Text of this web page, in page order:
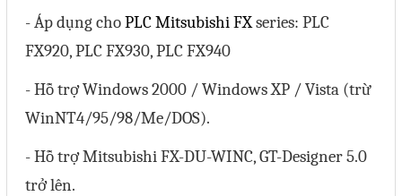
- Áp dụng choPLC Mitsubishi FXseries: PLC
FX920, PLC FX930, PLC FX940
- Hỗ trợ Windows 2000 / Windows XP / Vista (trừ
WinNT4/95/98/Me/DOS).
- Hỗ trợ Mitsubishi FX-DU-WINC, GT-Designer 5.0
trở lên.